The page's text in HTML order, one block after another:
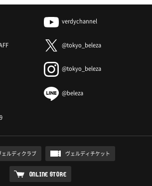
verdychannel
@tokyo_beleza
@tokyo_beleza
@beleza
ェルディクラブ ヴェルディチケット
ONLINE STORE